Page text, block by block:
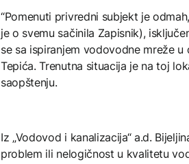
“Pomenuti privredni subjekt je
je o svemu sačinila Zapisnik),
se sa ispiranjem vodovodne mreže
Tepića. Trenutna situacija je na toj
saopštenju.
Iz „Vodovod i kanalizacija“ a.d.
problem ili nelogičnost u kvalitetu